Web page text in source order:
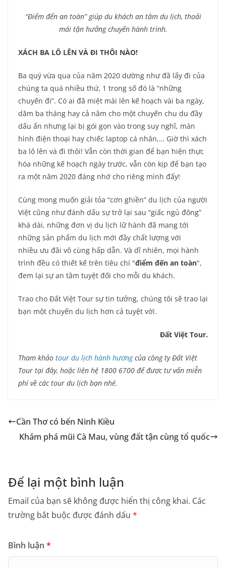
“Điểm đến an toàn” giúp du khách an tâm du lịch, thoải
mái tận hưởng chuyến hành trình.
XÁCH BA LÔ LÊN VÀ ĐI THÔI NÀO!
Ba quý vừa qua của năm 2020 dường như đã lấy đi của
chúng ta quá nhiều thứ, 1 trong số đó là “những
chuyến đi”. Có ai đã miệt mài lên kế hoạch vài ba ngày,
dăm ba tháng hay cả năm cho một chuyến chu du đầy
dấu ấn nhưng lại bị gói gọn vào trong suy nghĩ, màn
hình điện thoại hay chiếc laptop cá nhân,… Giờ thì xách
ba lô lên và đi thôi! Vẫn còn thời gian để bạn hiện thực
hóa những kế hoạch ngày trước, vẫn còn kịp để bạn tạo
ra một năm 2020 đáng nhớ cho riêng mình đấy!
Cùng mong muốn giải tỏa “cơn ghiền” du lịch của người
Việt cũng như đánh dấu sự trở lại sau “giấc ngủ đông”
khá dài, những đơn vị du lịch lữ hành đã mang tới
những sản phẩm du lịch mới đầy chất lượng với
nhiều ưu đãi vô cùng hấp dẫn. Và dĩ nhiên, mọi hành
trình đều có thiết kế trên tiêu chí "điểm đến an toàn",
đem lại sự an tâm tuyệt đối cho mỗi du khách.
Trao cho Đất Việt Tour sự tin tưởng, chúng tôi sẽ trao lại
bạn một chuyến du lịch hơn cả tuyệt vời.
Đất Việt Tour.
Tham khảo tour du lịch hành hươngcủa công ty Đất Việt
Tour tại đây, hoặc liên hệ 1800 6700 để được tư vấn miễn
phí về các tour du lịch bạn nhé.
Cần Thơ có bến Ninh Kiều
Khám phá mũi Cà Mau, vùng đất tận cùng tổ quốc
Để lại một bình luận
Email của bạn sẽ không được hiển thị công khai. Các
trường bắt buộc được đánh dấu *
Bình luận *